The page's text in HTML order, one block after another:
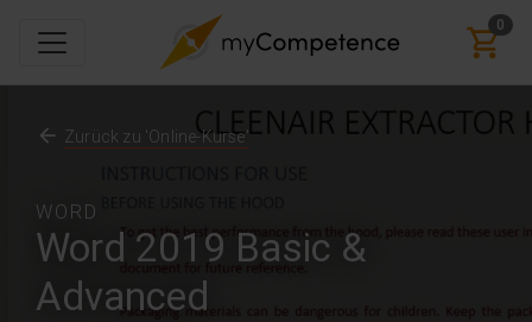
0
WORD
Word 2019 Basic &
Advanced
Zurück zu 'Online-Kurse'